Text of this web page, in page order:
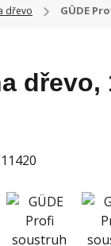
dřevo GÜDE
dřevo,